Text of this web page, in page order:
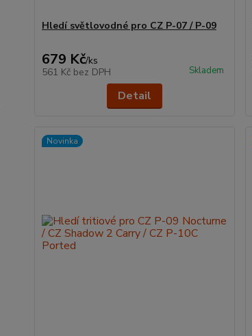
Hledí světlovodné pro CZ P-07 / P-09
679 Kč/ks
561 Kč bez DPH Skladem
Detail
Novinka